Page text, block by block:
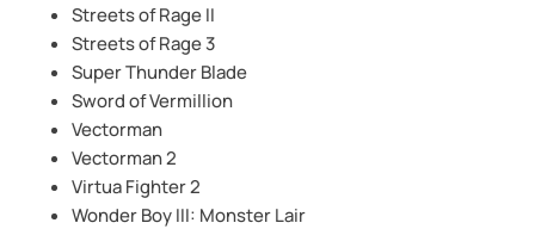
Streets of Rage II
Streets of Rage 3
Super Thunder Blade
Sword of Vermillion
Vectorman
Vectorman 2
Virtua Fighter 2
Wonder Boy III: Monster Lair